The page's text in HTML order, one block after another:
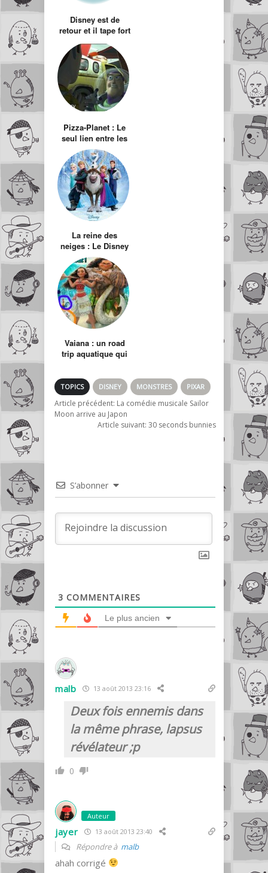
Disney est de
retour et il tape fort
: retour aux
traditions avec La
Princesse et la
Grenouille
Pizza-Planet : Le
seul lien entre les
films Pixar
La reine des
neiges : Le Disney
qui m’a donné des
frissons
Vaiana : un road
trip aquatique qui
charismatiques
TOPICS DISNEY MONSTRES PIXAR
Article précédent: La comédie musicale Sailor
Moon arrive au Japon
Article suivant: 30 seconds bunnies
S’abonner
3 COMMENTAIRES
Le plus ancien
malb 13 août 2013 23:16
Deux fois ennemis dans
la même phrase, lapsus
révélateur ;p
0
Auteur
jayer 13 août 2013 23:40
Répondre à malb
ahah corrigé